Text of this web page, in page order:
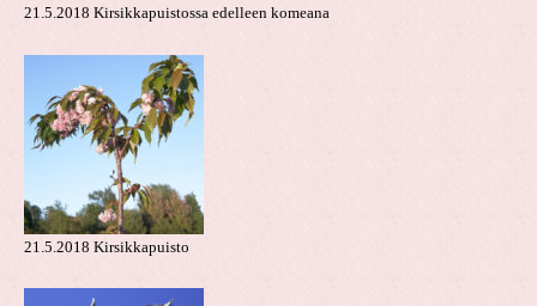
21.5.2018 Kirsikkapuistossa edelleen komeana
21.5.2018 Kirsikkapuisto